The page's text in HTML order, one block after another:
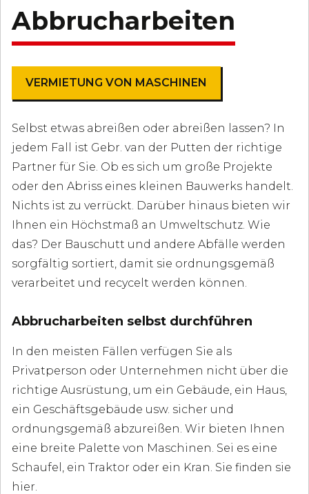
Abbrucharbeiten
VERMIETUNG VON MASCHINEN
Selbst etwas abreißen oder abreißen lassen? In
jedem Fall ist Gebr. van der Putten der richtige
Partner für Sie. Ob es sich um große Projekte
oder den Abriss eines kleinen Bauwerks handelt.
Nichts ist zu verrückt. Darüber hinaus bieten wir
Ihnen ein Höchstmaß an Umweltschutz. Wie
das? Der Bauschutt und andere Abfälle werden
sorgfältig sortiert, damit sie ordnungsgemäß
verarbeitet und recycelt werden können.
Abbrucharbeiten selbst durchführen
In den meisten Fällen verfügen Sie als
Privatperson oder Unternehmen nicht über die
richtige Ausrüstung, um ein Gebäude, ein Haus,
ein Geschäftsgebäude usw. sicher und
ordnungsgemäß abzureißen. Wir bieten Ihnen
eine breite Palette von Maschinen. Sei es eine
Schaufel, ein Traktor oder ein Kran. Sie finden sie
hier.